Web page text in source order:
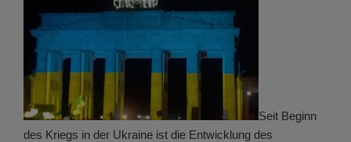
Seit Beginn
des Kriegs in der Ukraine ist die Entwicklung des